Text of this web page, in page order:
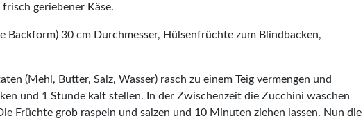
geriebener Käse.
Backform) 30 cm Durchmesser, Hülsenfrüchte zum Blindbacken,
(Mehl, Butter, Salz, Wasser) rasch zu einem Teig vermengen und
und 1 Stunde kalt stellen. In der Zwischenzeit die Zucchini waschen
Früchte grob raspeln und salzen und 10 Minuten ziehen lassen. Nun die